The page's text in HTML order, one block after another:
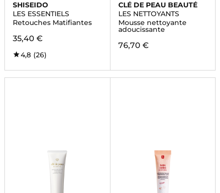
SHISEIDO
LES ESSENTIELS
Retouches Matifiantes
35,40 €
4,8 (26)
CLÉ DE PEAU BEAUTÉ
LES NETTOYANTS
Mousse nettoyante
adoucissante
76,70 €